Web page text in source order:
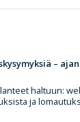
–
haltuun:
ja